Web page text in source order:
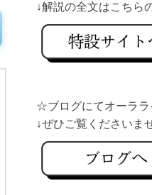
☆ブログにてオーララ